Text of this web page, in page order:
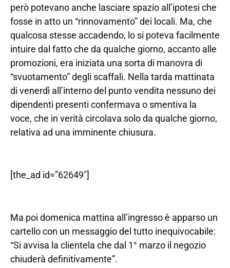
però potevano anche lasciare spazio all’ipotesi che
fosse in atto un “rinnovamento” dei locali. Ma, che
qualcosa stesse accadendo, lo si poteva facilmente
intuire dal fatto che da qualche giorno, accanto alle
promozioni, era iniziata una sorta di manovra di
“svuotamento” degli scaffali. Nella tarda mattinata
di venerdì all’interno del punto vendita nessuno dei
dipendenti presenti confermava o smentiva la
voce, che in verità circolava solo da qualche giorno,
relativa ad una imminente chiusura.
[the_ad id=”62649″]
Ma poi domenica mattina all’ingresso è apparso un
cartello con un messaggio del tutto inequivocabile:
“Si avvisa la clientela che dal 1° marzo il negozio
chiuderà definitivamente”.